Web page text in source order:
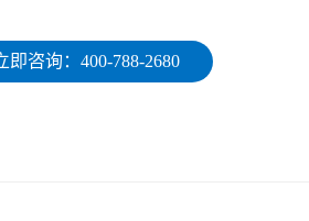
即咨询：400-788-2680